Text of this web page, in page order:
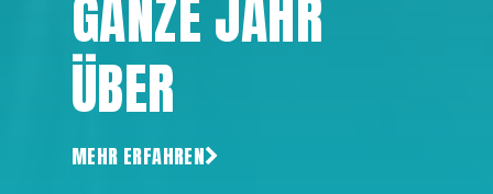
GANZE JAHR
ÜBER
MEHR ERFAHREN